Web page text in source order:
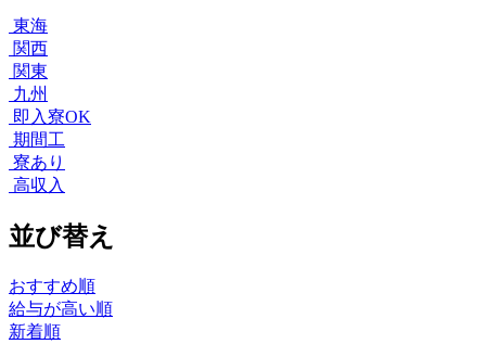
東海
関西
関東
九州
即入寮OK
期間工
寮あり
高収入
並び替え
おすすめ順
給与が高い順
新着順